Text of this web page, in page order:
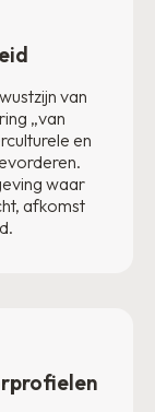
van
„van
en
waar
afkomst